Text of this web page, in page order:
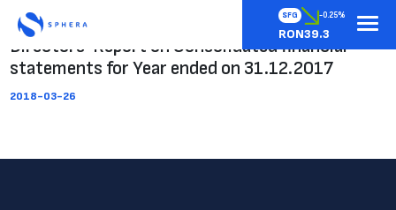
SFG -0.25%
RON39.3
Directors’ Report on Consolidated financial
statements for Year ended on 31.12.2017
2018-03-26